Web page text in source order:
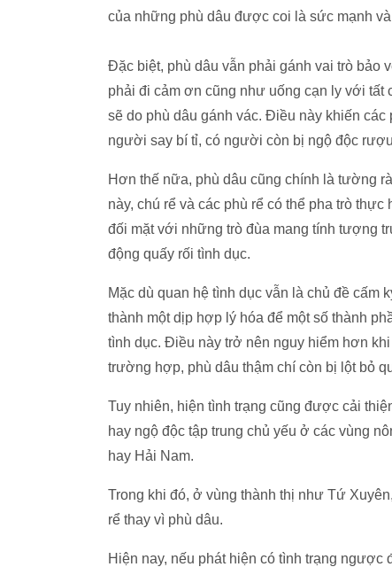
của những phù dâu được coi là sức mạnh
Đặc biệt, phù dâu vẫn phải gánh vai trò bảo
phải đi cảm ơn cũng như uống cạn ly với tất
sẽ do phù dâu gánh vác. Điều này khiến
người say bí tỉ, có người còn bị ngộ độc
Hơn thế nữa, phù dâu cũng chính là tường
này, chú rể và các phù rể có thể pha trò
đối mặt với những trò đùa mang tính tượng
động quấy rối tình dục.
Mặc dù quan hệ tình dục vẫn là chủ đề
thành một dịp hợp lý hóa để một số thành
tình dục. Điều này trở nên nguy hiểm hơn
trường hợp, phù dâu thậm chí còn bị lột bỏ
Tuy nhiên, hiện tình trạng cũng được cải
hay ngộ độc tập trung chủ yếu ở các vùng
hay Hải Nam.
Trong khi đó, ở vùng thành thị như Tứ
rể thay vì phù dâu.
Hiện nay, nếu phát hiện có tình trạng